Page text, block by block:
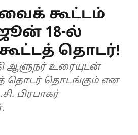
கூட்டம்
18-ல்
தொடர்!
ஆளுநர் உரையுடன்
தொடர் தொடங்கும் என
பிரபாகர்